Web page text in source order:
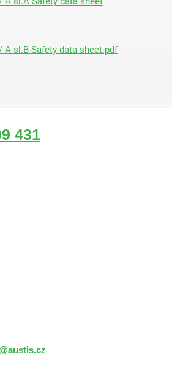
A sl.B Safety data sheet.pdf
431